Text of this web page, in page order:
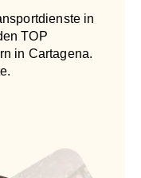
in
TOP
in Cartagena.